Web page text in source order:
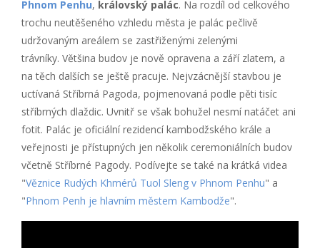
Phnom Penhu, královský palác. Na rozdíl od celkového
trochu neutěšeného vzhledu města je palác pečlivě
udržovaným areálem se zastřiženými zelenými
trávníky. Většina budov je nově opravena a září zlatem, a
na těch dalších se ještě pracuje. Nejvzácnější stavbou je
uctívaná Stříbrná Pagoda, pojmenovaná podle pěti tisíc
stříbrných dlaždic. Uvnitř se však bohužel nesmí natáčet ani
fotit. Palác je oficiální rezidencí kambodžského krále a
veřejnosti je přístupných jen několik ceremoniálních budov
včetně Stříbrné Pagody. Podívejte se také na krátká videa
"Věznice Rudých Khmérů Tuol Sleng v Phnom Penhu" a
"Phnom Penh je hlavním městem Kambodže".